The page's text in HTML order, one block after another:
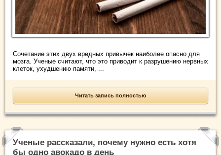
Сочетание этих двух вредных привычек наиболее опасно для
мозга. Ученые считают, что это приводит к разрушению нервных
клеток, ухудшению памяти, ...
Читать запись полностью
Ученые рассказали, почему нужно есть хотя
бы одно авокадо в день